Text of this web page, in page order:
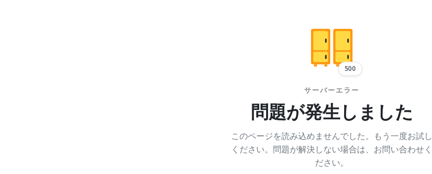
500
サーバーエラー
問題が発生しました
このページを読み込めませんでした。もう一度お試し
ください。問題が解決しない場合は、お問い合わせく
ださい。